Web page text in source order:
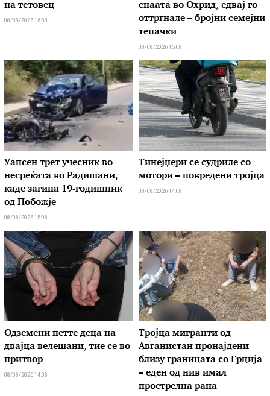
на тетовец
08/08/2026 16:08
снаата во Охрид, едвај го
оттргнале – бројни семејни
тепачки
08/08/2026 15:08
Уапсен трет учесник во
несреќата во Радишани,
каде загина 19-годишник
од Побожје
08/08/2026 15:08
Тинејџери се судриле со
мотори – повредени тројца
08/08/2026 14:08
Одземени петте деца на
двајца велешани, тие се во
притвор
08/08/2026 14:08
Тројца мигранти од
Авганистан пронајдени
близу границата со Грција
– еден од нив имал
прострелна рана